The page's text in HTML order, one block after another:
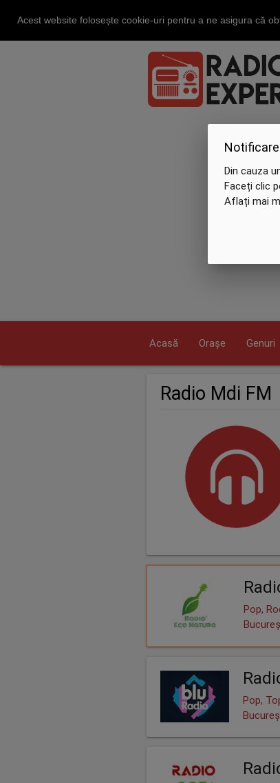
Acest website folosește cookie-uri pentru a ne asigura că
Acasă Orașe Genuri
Radio Mdi FM
Notificare
Din cauza
Faceți clic
Aflați mai
Pop,
Pop,